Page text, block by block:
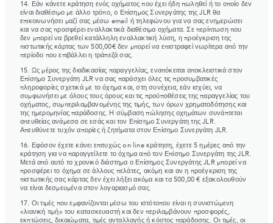
14. Εάν κάνετε κράτηση ενός οχήματος που έχει ήδη πωληθεί ή το οποίο δεν
είναι διαθέσιμο με άλλο τρόπο, ο Επίσημος Συνεργάτης της JLR θα
επικοινωνήσει μαζί σας μέσω email ή τηλεφώνου για να σας ενημερώσει
και να σας προσφέρει εναλλακτικά διαθέσιμα οχήματα. Σε περίπτωση που
δεν μπορεί να βρεθεί κατάλληλη εναλλακτική λύση, η προέγκριση της
πιστωτικής κάρτας των 500,00€ δεν μπορεί να επιστραφεί νωρίτερα από την
περίοδο που επιβάλλει η τράπεζά σας.
15. Ως μέρος της διαδικασίας παραγγελίας, εναπόκειται αποκλειστικά στον
Επίσημο Συνεργάτη JLR να σας παράσχει όλες τις προσυμβατικές
πληροφορίες σχετικά με το όχημα και, στη συνέχεια, εάν ισχύει, να
συμφωνήσει με όλους τους όρους και τις προϋποθέσεις της παραγγελίας του
οχήματος, συμπεριλαμβανομένης της τιμής, των όρων χρηματοδότησης και
της ημερομηνίας παράδοσης. Η σύμβαση πώλησης οχημάτων συνάπτεται
απευθείας ανάμεσα σε εσάς και τον Επίσημο Συνεργάτη της JLR.
Απευθύνετε τυχόν απορίες ή ζητήματα στον Επίσημο Συνεργάτη JLR.
16. Εφόσον έχετε κάνει επιτυχώς on line κράτηση, έχετε 5 ημέρες από την
κράτηση για να παραγγείλετε το όχημα από τον Επίσημο Συνεργάτη της JLR.
Μετά από αυτό το χρονικό διάστημα ο Επίσημος Συνεργάτης JLR μπορεί να
προσφέρει το όχημα σε άλλους πελάτες, ακόμη και αν η προέγκριση της
πιστωτικής σας κάρτας δεν έχει λήξει ακόμα και τα 500,00 € εξακολουθούν
να είναι δεσμευμένα στον λογαριασμό σας.
17. Οι τιμές που εμφανίζονται μέσω του ιστότοπου είναι η συνιστώμενη
«λιανική τιμή» του κατασκευαστή και δεν περιλαμβάνουν προσφορές,
εκπτώσεις, δικαιώματα, τιμές ανταλλαγής ή κόστος παράδοσης. Οι τιμές, οι